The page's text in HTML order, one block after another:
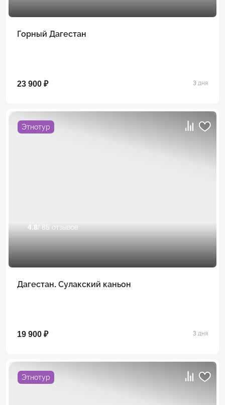
Горный Дагестан
23 900 ₽ 3 дня
Этнотур
4.8/ 85 отзывов
Дагестан. Сулакский каньон
19 900 ₽ 3 дня
Этнотур